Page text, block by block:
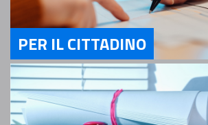
Servizi Per il Cittadino
PER IL CITTADINO